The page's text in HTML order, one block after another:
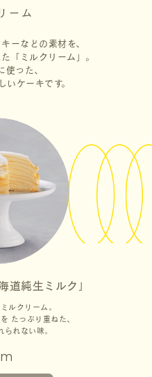
ーム
ーなどの素材を、
「ミルクリーム」。
使った、
いケーキです。
道純生ミルク」
ルクリーム。
たっぷり重ねた、
れない味。